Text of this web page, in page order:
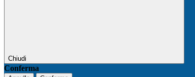
Chiudi
Conferma